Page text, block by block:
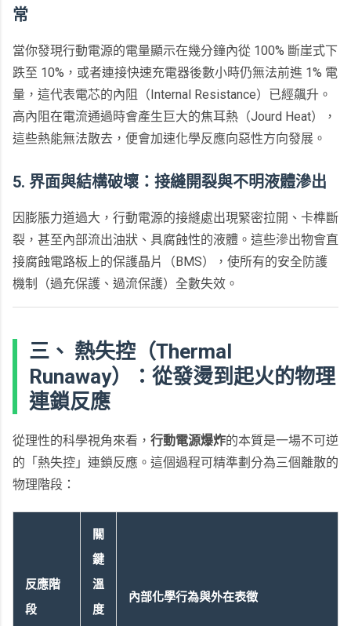
常
當你發現行動電源的電量顯示在幾分鐘內從 100% 斷崖式下
跌至 10%，或者連接快速充電器後數小時仍無法前進 1% 電
量，這代表電芯的內阻（Internal Resistance）已經飆升。
高內阻在電流通過時會產生巨大的焦耳熱（Jourd Heat），
這些熱能無法散去，便會加速化學反應向惡性方向發展。
5. 界面與結構破壞：接縫開裂與不明液體滲出
因膨脹力道過大，行動電源的接縫處出現緊密拉開、卡榫斷
裂，甚至內部流出油狀、具腐蝕性的液體。這些滲出物會直
接腐蝕電路板上的保護晶片（BMS），使所有的安全防護
機制（過充保護、過流保護）全數失效。
三、 熱失控（Thermal
Runaway）：從發燙到起火的物理
連鎖反應
從理性的科學視角來看， 行動電源爆炸的本質是一場不可逆
的「熱失控」連鎖反應。這個過程可精準劃分為三個離散的
物理階段：
反應階
段
關
鍵
溫
度
內部化學行為與外在表徵